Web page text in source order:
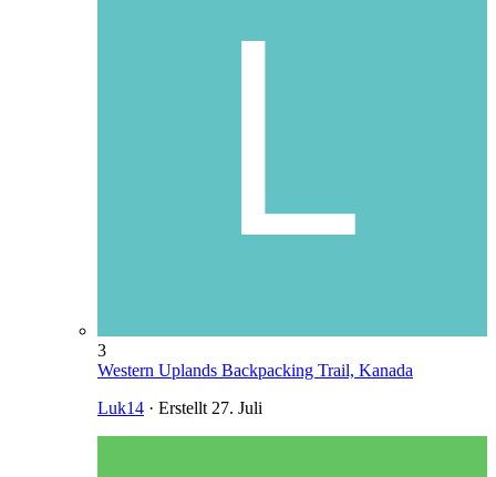
3
Western Uplands Backpacking Trail, Kanada
Luk14 · Erstellt 27. Juli